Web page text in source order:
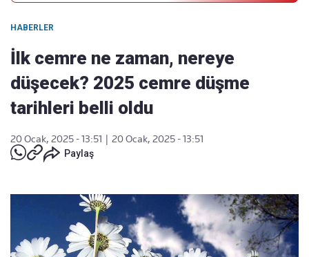
HABERLER
İlk cemre ne zaman, nereye
düşecek? 2025 cemre düşme
tarihleri belli oldu
20 Ocak, 2025 - 13:51
20 Ocak, 2025 - 13:51
Paylaş